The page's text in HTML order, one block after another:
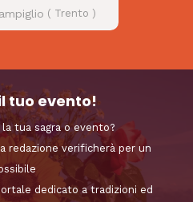
( Trento )
tuo evento!
tua sagra o evento?
redazione verificherà per un
dedicato a tradizioni ed